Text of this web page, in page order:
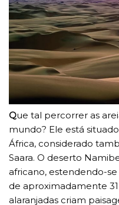
Que tal percorrer as
mundo? Ele está
África, considerado
Saara. O deserto
africano, estendendo-
de aproximadamente
alaranjadas criam